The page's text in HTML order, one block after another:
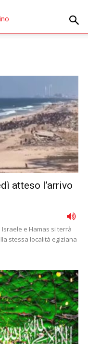
atteso l’arrivo
e Hamas si terrà
stessa località egiziana